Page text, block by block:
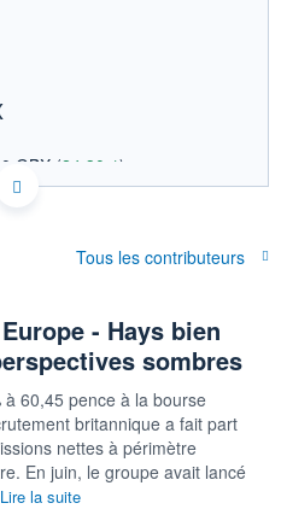
GBX (24,30%)
14h42 17h33
64
Tous les contributeurs
- Hays bien
sombres
60,45 pence à la bourse
britannique a fait part
nettes à périmètre
En juin, le groupe avait lancé
Lire la suite